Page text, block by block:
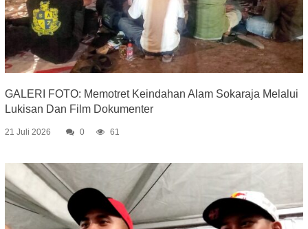
GALERI FOTO: Memotret Keindahan Alam Sokaraja Melalui
Lukisan Dan Film Dokumenter
21 Juli 2026 0 61